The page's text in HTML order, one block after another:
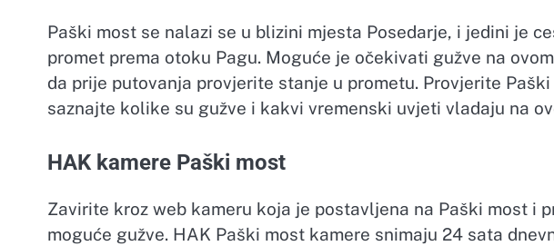
Paški most se nalazi se u blizini mjesta Posedarje, i jedini je
promet prema otoku Pagu. Moguće je očekivati gužve na
da prije putovanja provjerite stanje u prometu. Provjerite
saznajte kolike su gužve i kakvi vremenski uvjeti vladaju na
HAK kamere Paški most
Zavirite kroz web kameru koja je postavljena na Paški most i
moguće gužve. HAK Paški most kamere snimaju 24 sata